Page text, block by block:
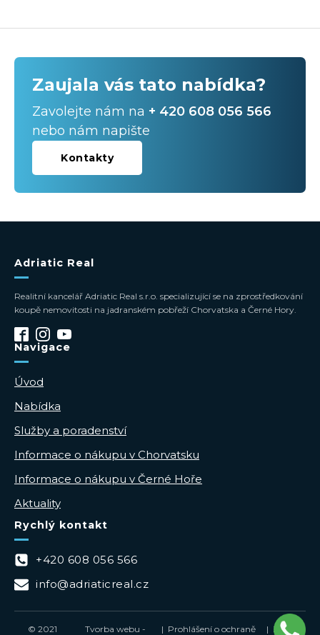
Zaujala vás tato nabídka?
Zavolejte nám na + 420 608 056 566
nebo nám napište
Kontakty
Adriatic Real
Realitní kancelář Adriatic Real s.r.o. specializující se na zprostředkování
koupě nemovitosti na jadranském pobřeží Chorvatska a Černé Hory.
Navigace
Úvod
Nabídka
Služby a poradenství
Informace o nákupu v Chorvatsku
Informace o nákupu v Černé Hoře
Aktuality
Rychlý kontakt
+420 608 056 566
info@adriaticreal.cz
© 2021 Tvorba webu - | Prohlášení o ochraně | Zásady